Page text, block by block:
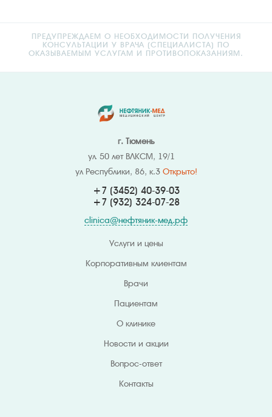
ПРЕДУПРЕЖДАЕМ О НЕОБХОДИМОСТИ ПОЛУЧЕНИЯ
КОНСУЛЬТАЦИИ У ВРАЧА (СПЕЦИАЛИСТА) ПО
ОКАЗЫВАЕМЫМ УСЛУГАМ И ПРОТИВОПОКАЗАНИЯМ.
г. Тюмень
ул. 50 лет ВЛКСМ, 19/1
ул Республики, 86, к.3 Открыто!
+7 (3452) 40-39-03
+7 (932) 324-07-28
clinica@нефтяник-мед.рф
Услуги и цены
Корпоративным клиентам
Врачи
Пациентам
О клинике
Новости и акции
Вопрос-ответ
Контакты